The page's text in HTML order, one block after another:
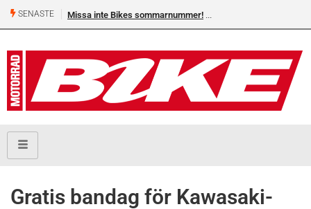
SENASTE Missa inte Bikes sommarnummer!
Gratis bandag för Kawasaki-